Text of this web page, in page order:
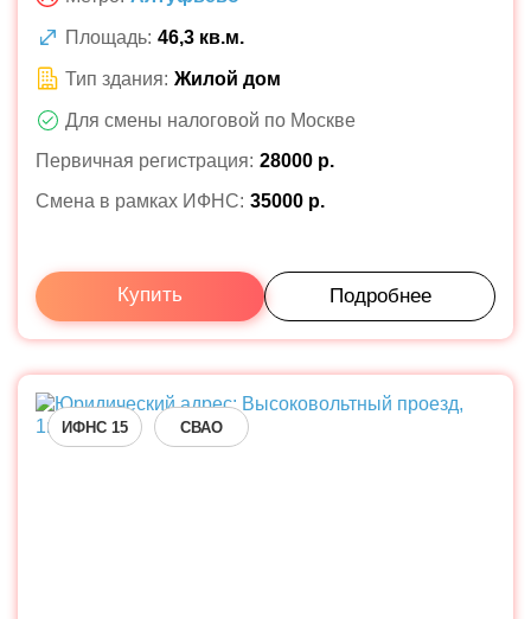
Площадь: 46,3 кв.м.
Тип здания: Жилой дом
Для смены налоговой по Москве
Первичная регистрация: 28000 р.
Смена в рамках ИФНС: 35000 р.
Купить Подробнее
ИФНС 15 СВАО